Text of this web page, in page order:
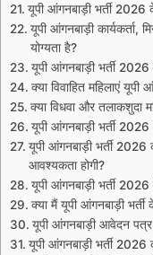
यूपी आंगनबाड़ी भर्ती 2026
यूपी आंगनबाड़ी कार्यकर्ता,
योग्यता है?
यूपी आंगनबाड़ी भर्ती
क्या विवाहित महिलाएं
क्या विधवा और तलाकशुदा
यूपी आंगनबाड़ी भर्ती
यूपी आंगनबाड़ी भर्ती 2026
आवश्यकता होगी?
यूपी आंगनबाड़ी भर्ती
क्या मैं यूपी आंगनबाड़ी
यूपी आंगनबाड़ी आवेदन
यूपी आंगनबाड़ी भर्ती 2026